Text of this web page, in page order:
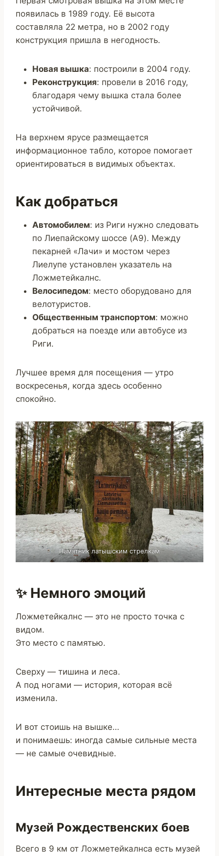
появилась в 1989 году. Её высота
составляла 22 метра, но в 2002 году
конструкция пришла в негодность.
Новая вышка: построили в 2004 году.
Реконструкция: провели в 2016 году,
благодаря чему вышка стала более
устойчивой.
На верхнем ярусе размещается
информационное табло, которое помогает
ориентироваться в видимых объектах.
Как добраться
Автомобилем: из Риги нужно следовать
по Лиепайскому шоссе (A9). Между
пекарней «Лачи» и мостом через
Лиелупе установлен указатель на
Ложметейкалнс.
Велосипедом: место оборудовано для
велотуристов.
Общественным транспортом: можно
добраться на поезде или автобусе из
Риги.
Лучшее время для посещения — утро
воскресенья, когда здесь особенно
спокойно.
Памятник латышским стрелкам
✨ Немного эмоций
Ложметейкалнс — это не просто точка с
видом.
Это место с памятью.
Сверху — тишина и леса.
А под ногами — история, которая всё
изменила.
И вот стоишь на вышке…
и понимаешь: иногда самые сильные места
— не самые очевидные.
Интересные места рядом
Музей Рождественских боев
Всего в 9 км от Ложметейкалнса есть музей